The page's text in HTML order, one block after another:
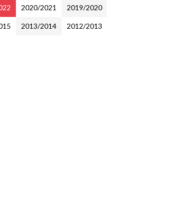
2020/2021 2019/2020
2013/2014 2012/2013